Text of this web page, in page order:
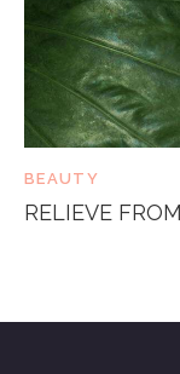
BEAUTY
RELIEVE